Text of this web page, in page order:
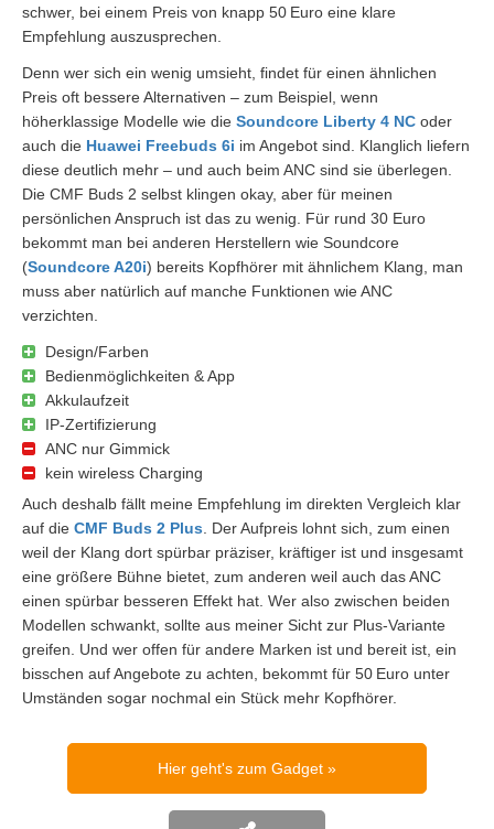
schwer, bei einem Preis von knapp 50 Euro eine klare
Empfehlung auszusprechen.
Denn wer sich ein wenig umsieht, findet für einen ähnlichen
Preis oft bessere Alternativen – zum Beispiel, wenn
höherklassige Modelle wie die Soundcore Liberty 4 NC oder
auch die Huawei Freebuds 6i im Angebot sind. Klanglich liefern
diese deutlich mehr – und auch beim ANC sind sie überlegen.
Die CMF Buds 2 selbst klingen okay, aber für meinen
persönlichen Anspruch ist das zu wenig. Für rund 30 Euro
bekommt man bei anderen Herstellern wie Soundcore
(Soundcore A20i) bereits Kopfhörer mit ähnlichem Klang, man
muss aber natürlich auf manche Funktionen wie ANC
verzichten.
Design/Farben
Bedienmöglichkeiten & App
Akkulaufzeit
IP-Zertifizierung
ANC nur Gimmick
kein wireless Charging
Auch deshalb fällt meine Empfehlung im direkten Vergleich klar
auf die CMF Buds 2 Plus . Der Aufpreis lohnt sich, zum einen
weil der Klang dort spürbar präziser, kräftiger ist und insgesamt
eine größere Bühne bietet, zum anderen weil auch das ANC
einen spürbar besseren Effekt hat. Wer also zwischen beiden
Modellen schwankt, sollte aus meiner Sicht zur Plus-Variante
greifen. Und wer offen für andere Marken ist und bereit ist, ein
bisschen auf Angebote zu achten, bekommt für 50 Euro unter
Umständen sogar nochmal ein Stück mehr Kopfhörer.
Hier geht's zum Gadget